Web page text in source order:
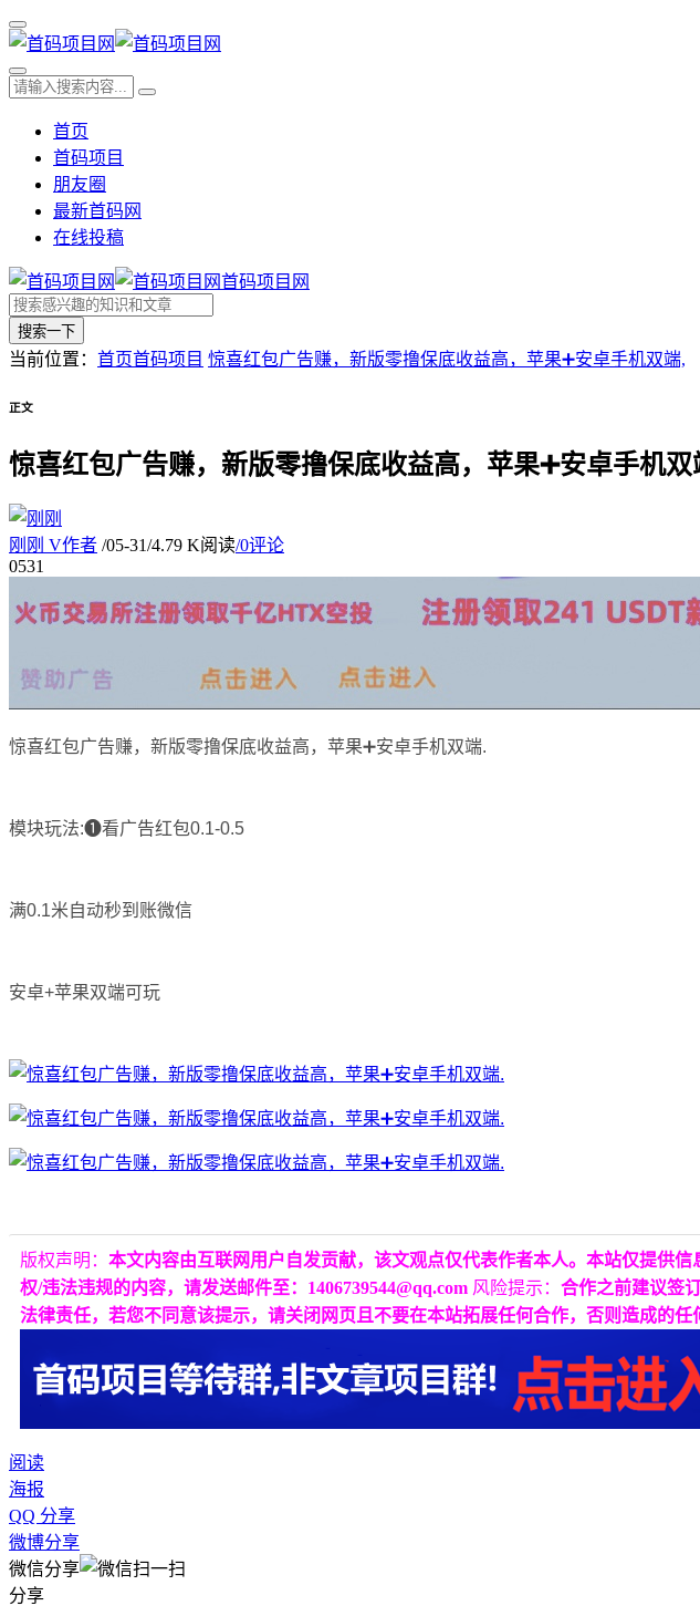
首页
首码项目
朋友圈
最新首码网
在线投稿
首码项目网
搜索一下
当前位置： 首页首码项目 惊喜红包广告赚，新版零撸保底收益高，苹果➕安卓手机双端,
正文
惊喜红包广告赚，新版零撸保底收益高，苹果➕安卓手机双
刚刚 V作者 /05-31/4.79 K阅读/0评论
0531
惊喜红包广告赚，新版零撸保底收益高，苹果➕安卓手机双端.
模块玩法:❶看广告红包0.1-0.5
满0.1米自动秒到账微信
安卓+苹果双端可玩
版权声明： 本文内容由互联网用户自发贡献，该文观点仅代表作者本人。本站仅提供
权/违法违规的内容，请发送邮件至：1406739544@qq.com 风险提示： 合作之前建议签
法律责任，若您不同意该提示，请关闭网页且不要在本站拓展任何合作，否则造成的任
阅读
海报
QQ 分享
微博分享
微信分享
分享